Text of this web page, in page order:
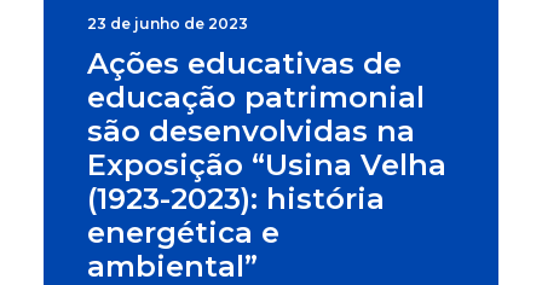
23 de junho de 2023
Ações educativas de
educação patrimonial
são desenvolvidas na
Exposição “Usina Velha
(1923-2023): história
energética e
ambiental”